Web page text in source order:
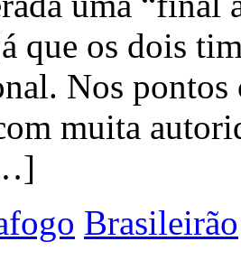
que os dois
Nos
muita
Brasileirão